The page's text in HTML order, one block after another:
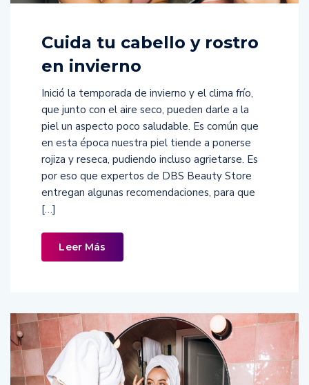
Cuida tu cabello y rostro
en invierno
Inició la temporada de invierno y el clima frío,
que junto con el aire seco, pueden darle a la
piel un aspecto poco saludable. Es común que
en esta época nuestra piel tiende a ponerse
rojiza y reseca, pudiendo incluso agrietarse. Es
por eso que expertos de DBS Beauty Store
entregan algunas recomendaciones, para que
[…]
Leer Más